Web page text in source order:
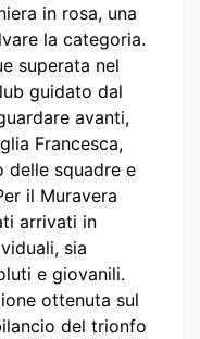
in rosa, una
la categoria.
superata nel
guidato dal
avanti,
Francesca,
delle squadre e
il Muravera
arrivati in
sia
e giovanili.
ottenuta sul
del trionfo